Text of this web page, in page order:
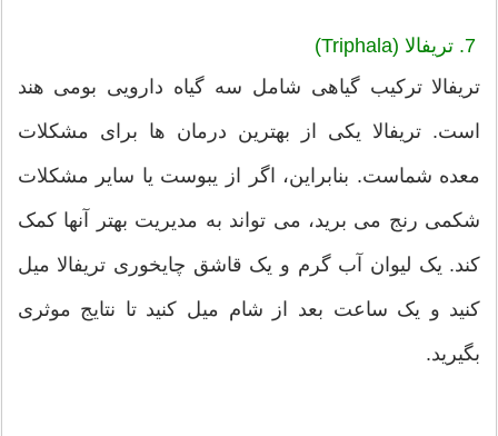
7. تریفالا (Triphala)
تریفالا ترکیب گیاهی شامل سه گیاه دارویی بومی هند
است. تریفالا یکی از بهترین درمان ها برای مشکلات
معده شماست. بنابراین، اگر از یبوست یا سایر مشکلات
شکمی رنج می برید، می تواند به مدیریت بهتر آنها کمک
کند. یک لیوان آب گرم و یک قاشق چایخوری تریفالا میل
کنید و یک ساعت بعد از شام میل کنید تا نتایج موثری
بگیرید.